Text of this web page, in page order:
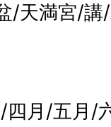
満宮/講/
/五月/六